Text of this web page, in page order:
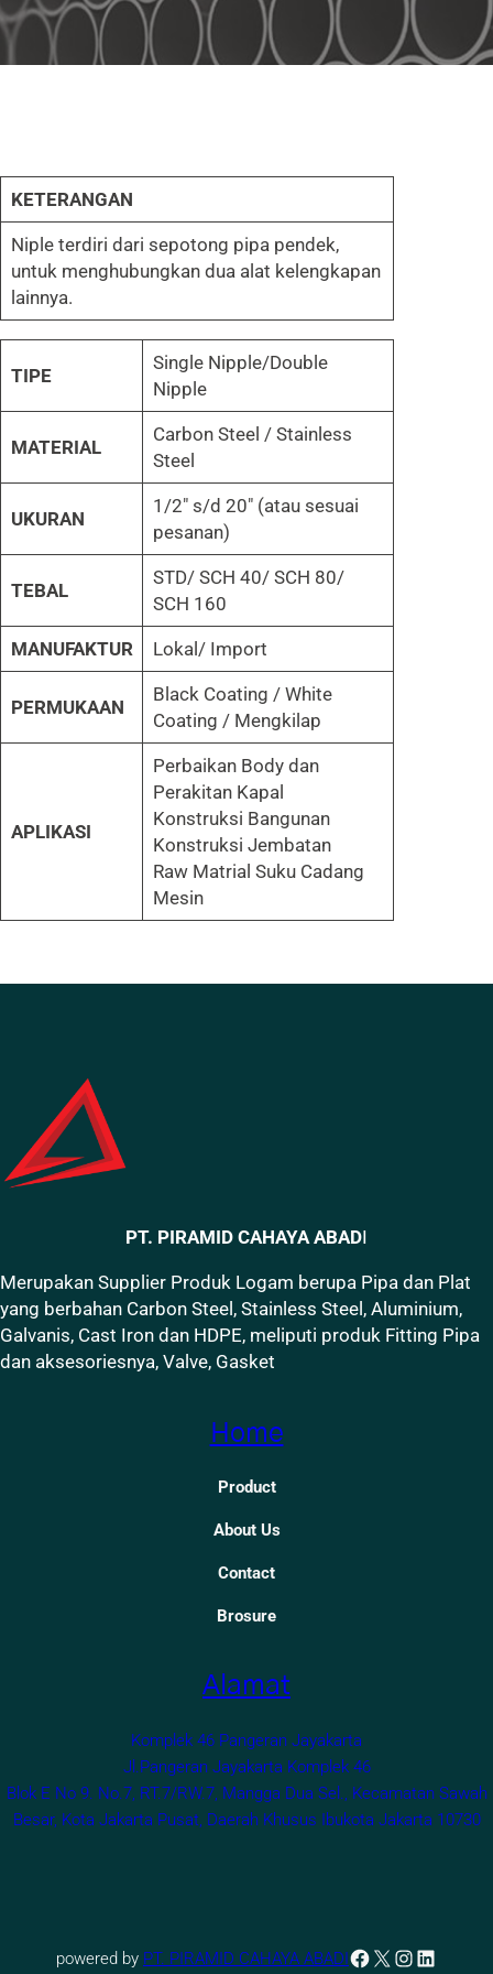
KETERANGAN
Niple terdiri dari sepotong pipa pendek,
untuk menghubungkan dua alat kelengkapan
lainnya.
TIPE
Single Nipple/Double
Nipple
MATERIAL
Carbon Steel / Stainless
Steel
UKURAN
1/2″ s/d 20″ (atau sesuai
pesanan)
TEBAL
STD/ SCH 40/ SCH 80/
SCH 160
MANUFAKTUR Lokal/ Import
PERMUKAAN
Black Coating / White
Coating / Mengkilap
APLIKASI
Perbaikan Body dan
Perakitan Kapal
Konstruksi Bangunan
Konstruksi Jembatan
Raw Matrial Suku Cadang
Mesin
PT. PIRAMID CAHAYA ABADI
Merupakan Supplier Produk Logam berupa Pipa dan Plat
yang berbahan Carbon Steel, Stainless Steel, Aluminium,
Galvanis, Cast Iron dan HDPE, meliputi produk Fitting Pipa
dan aksesoriesnya, Valve, Gasket
Home
Product
About Us
Contact
Brosure
Alamat
Komplek 46 Pangeran Jayakarta
Jl.Pangeran Jayakarta Komplek 46
Blok E No 9. No.7, RT.7/RW.7, Mangga Dua Sel., Kecamatan Sawah
Besar, Kota Jakarta Pusat, Daerah Khusus Ibukota Jakarta 10730
powered by PT. PIRAMID CAHAYA ABADIFacebook
X